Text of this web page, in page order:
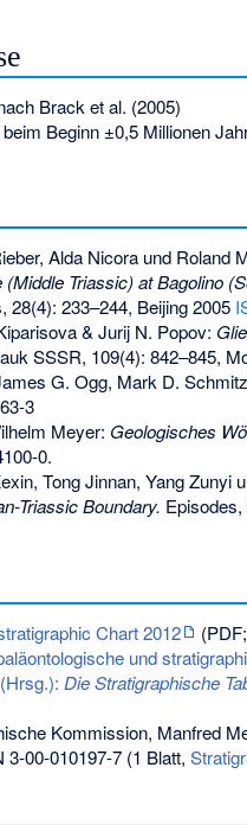
Brack et al. (2005)
Beginn ±0,5 Millionen
Alda Nicora und Roland
(Middle Triassic) at Bagolino
28(4): 233–244, Beijing 2005
& Jurij N. Popov:
SSSR, 109(4): 842–845,
G. Ogg, Mark D.
3
Meyer: Geologisches
0.
Tong Jinnan, Yang Zunyi
Triassic Boundary. Episodes,
Chart 2012
und
Die Stratigraphische
Kommission, Manfred
3-00-010197-7(1 Blatt,